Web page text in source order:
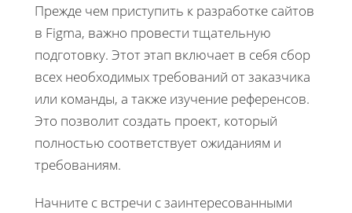
Прежде чем приступить к разработке сайтов
в Figma, важно провести тщательную
подготовку. Этот этап включает в себя сбор
всех необходимых требований от заказчика
или команды, а также изучение референсов.
Это позволит создать проект, который
полностью соответствует ожиданиям и
требованиям.
Начните с встречи с заинтересованными